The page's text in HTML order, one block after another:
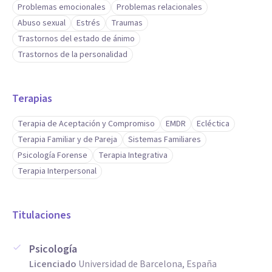
Problemas emocionales
Problemas relacionales
Abuso sexual
Estrés
Traumas
Trastornos del estado de ánimo
Trastornos de la personalidad
Terapias
Terapia de Aceptación y Compromiso EMDR
Ecléctica
Terapia Familiar y de Pareja
Sistemas Familiares
Psicología Forense
Terapia Integrativa
Terapia Interpersonal
Titulaciones
Psicología
Licenciado Universidad de Barcelona, España